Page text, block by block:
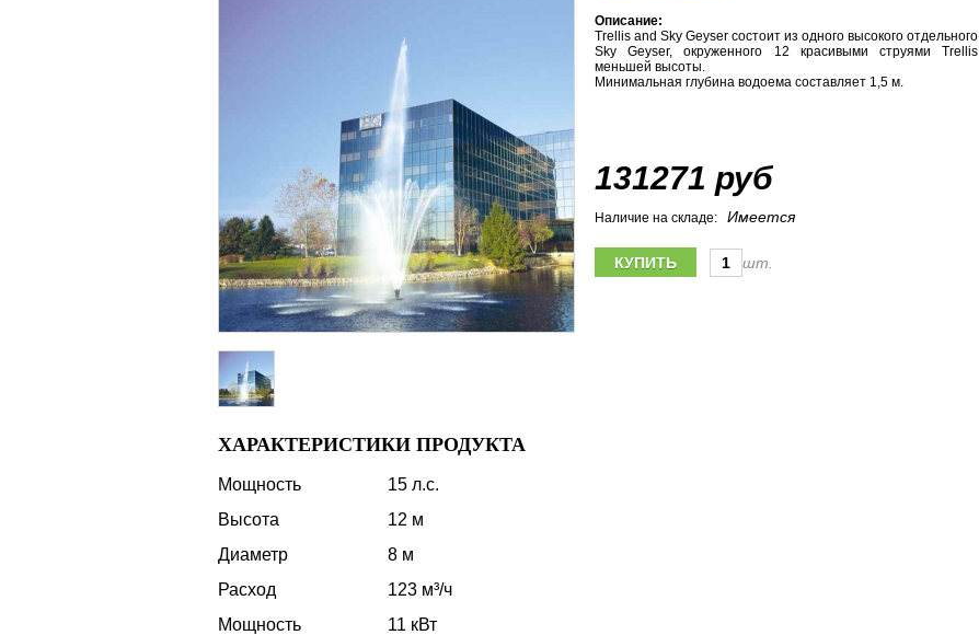
Описание:
Trellis and Sky Geyser состоит из одного высокого отдельного
Sky Geyser, окруженного 12 красивыми струями Trellis
меньшей высоты.
Минимальная глубина водоема составляет 1,5 м.
131271 руб
Наличие на складе: Имеется
шт.
ХАРАКТЕРИСТИКИ ПРОДУКТА
Мощность
15 л.с.
Высота
12 м
Диаметр
8 м
Расход
123 м³/ч
Мощность
11 кВт